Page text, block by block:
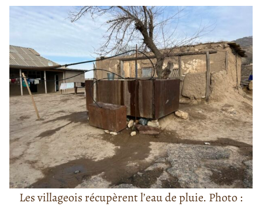
Les villageois récupèrent l’eau de pluie. Photo :